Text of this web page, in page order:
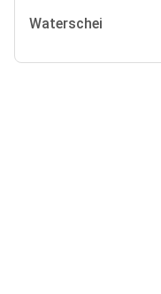
Waterschei